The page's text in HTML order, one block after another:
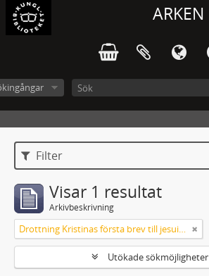
ARKEN
Filter
Visar 1 resultat
Arkivbeskrivning
Drottning Kristinas första brev till jesuitgeneralen 1651
Utökade sökmöjligheter